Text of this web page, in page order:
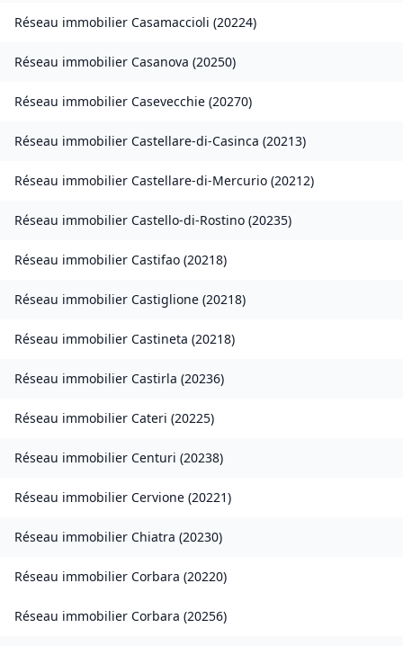
Réseau immobilier Casamaccioli (20224)
Réseau immobilier Casanova (20250)
Réseau immobilier Casevecchie (20270)
Réseau immobilier Castellare-di-Casinca (20213)
Réseau immobilier Castellare-di-Mercurio (20212)
Réseau immobilier Castello-di-Rostino (20235)
Réseau immobilier Castifao (20218)
Réseau immobilier Castiglione (20218)
Réseau immobilier Castineta (20218)
Réseau immobilier Castirla (20236)
Réseau immobilier Cateri (20225)
Réseau immobilier Centuri (20238)
Réseau immobilier Cervione (20221)
Réseau immobilier Chiatra (20230)
Réseau immobilier Corbara (20220)
Réseau immobilier Corbara (20256)